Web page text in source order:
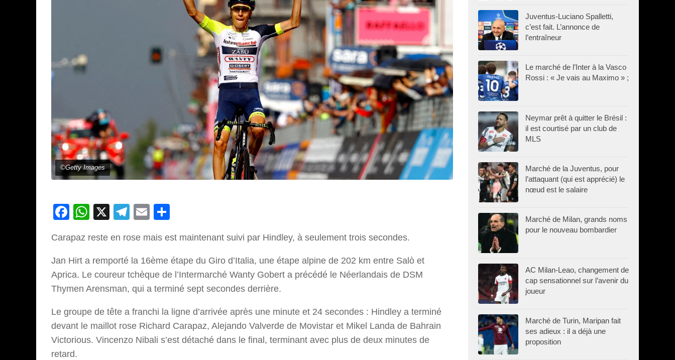
©Getty Images
Facebook
WhatsApp
X Telegram
Email
Carapaz reste en rose mais est maintenant suivi par Hindley, à seulement trois secondes.
Jan Hirt a remporté la 16ème étape du Giro d’Italia, une étape alpine de 202 km entre Salò et
Aprica. Le coureur tchèque de l’Intermarché Wanty Gobert a précédé le Néerlandais de DSM
Thymen Arensman, qui a terminé sept secondes derrière.
Le groupe de tête a franchi la ligne d’arrivée après une minute et 24 secondes : Hindley a terminé
devant le maillot rose Richard Carapaz, Alejando Valverde de Movistar et Mikel Landa de Bahrain
Victorious. Vincenzo Nibali s’est détaché dans le final, terminant avec plus de deux minutes de
retard.
Juventus-Luciano Spalletti,
c’est fait. L’annonce de
l’entraîneur
Le marché de l’Inter à la Vasco
Rossi : « Je vais au Maximo » ;
Neymar prêt à quitter le Brésil :
il est courtisé par un club de
MLS
Marché de la Juventus, pour
l’attaquant (qui est apprécié) le
nœud est le salaire
Marché de Milan, grands noms
pour le nouveau bombardier
AC Milan-Leao, changement de
cap sensationnel sur l’avenir du
joueur
Marché de Turin, Maripan fait
ses adieux : il a déjà une
proposition